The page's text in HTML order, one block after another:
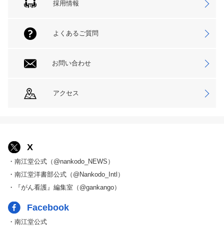
採用情報
よくあるご質問
お問い合わせ
アクセス
X
・南江堂公式（@nankodo_NEWS）
・南江堂洋書部公式（@Nankodo_Intl）
・『がん看護』編集室（@gankango）
Facebook
・南江堂公式